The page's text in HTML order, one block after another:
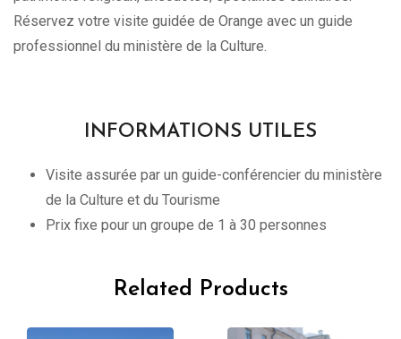
Réservez votre visite guidée de Orange avec un guide
professionnel du ministère de la Culture.
INFORMATIONS UTILES
Visite assurée par un guide-conférencier du ministère
de la Culture et du Tourisme
Prix fixe pour un groupe de 1 à 30 personnes
Related Products